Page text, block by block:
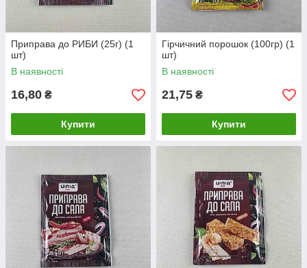
Приправа до РИБИ (25г) (1
шт)
В наявності
16,80 ₴
Купити
Гірчичний порошок (100гр) (1
шт)
В наявності
21,75 ₴
Купити